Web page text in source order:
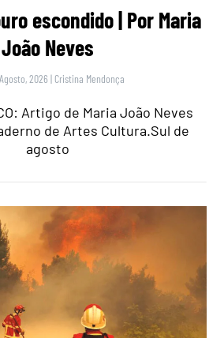
escondido | Por Maria
João Neves
2026 | Cristina Mendonça
Artigo de Maria João Neves
de Artes Cultura.Sul de
agosto